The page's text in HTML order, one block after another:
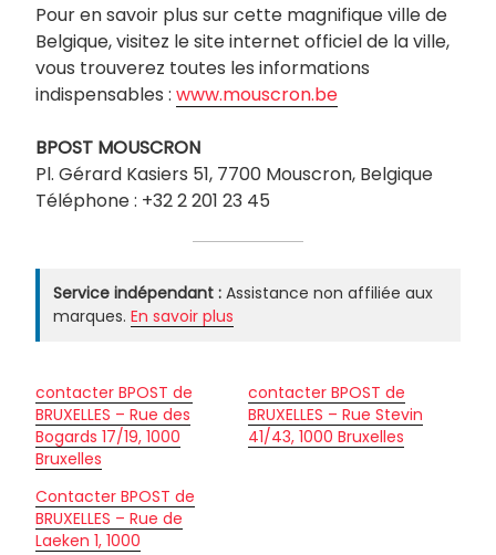
Pour en savoir plus sur cette magnifique ville de
Belgique, visitez le site internet officiel de la ville,
vous trouverez toutes les informations
indispensables : www.mouscron.be
BPOST MOUSCRON
Pl. Gérard Kasiers 51, 7700 Mouscron, Belgique
Téléphone : +32 2 201 23 45
Service indépendant : Assistance non affiliée aux
marques. En savoir plus
contacter BPOST de
BRUXELLES – Rue des
Bogards 17/19, 1000
Bruxelles
contacter BPOST de
BRUXELLES – Rue Stevin
41/43, 1000 Bruxelles
Contacter BPOST de
BRUXELLES – Rue de
Laeken 1, 1000